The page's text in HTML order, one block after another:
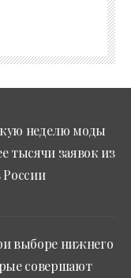
неделю моды
тысячи заявок из
России
выборе нижнего
совершают